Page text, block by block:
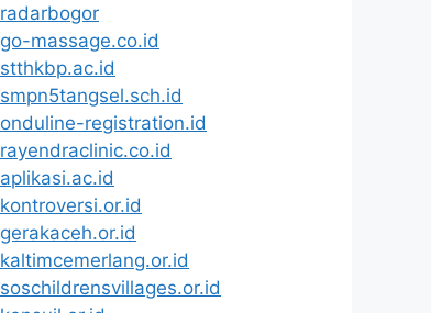
radarbogor
go-massage.co.id
stthkbp.ac.id
smpn5tangsel.sch.id
onduline-registration.id
rayendraclinic.co.id
aplikasi.ac.id
kontroversi.or.id
gerakaceh.or.id
kaltimcemerlang.or.id
soschildrensvillages.or.id